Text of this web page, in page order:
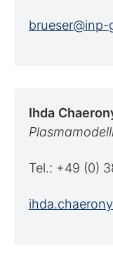
Ihda
Tel.: +49 (0)